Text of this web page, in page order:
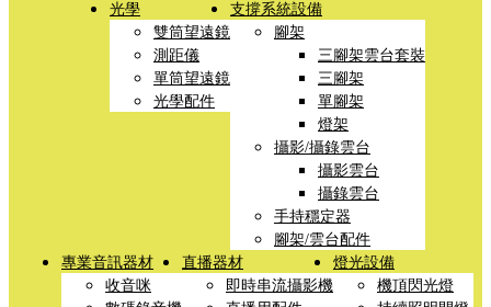
光學
雙筒望遠鏡
測距儀
單筒望遠鏡
光學配件
支撐系統設備
腳架
三腳架雲台套裝
三腳架
單腳架
燈架
攝影/攝錄雲台
攝影雲台
攝錄雲台
手持穩定器
腳架/雲台配件
專業音訊器材
收音咪
直播器材
即時串流攝影機
燈光設備
機頂閃光燈